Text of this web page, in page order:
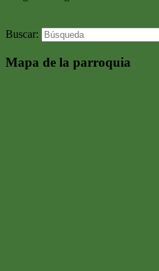
Buscar:
Mapa de la parroquia